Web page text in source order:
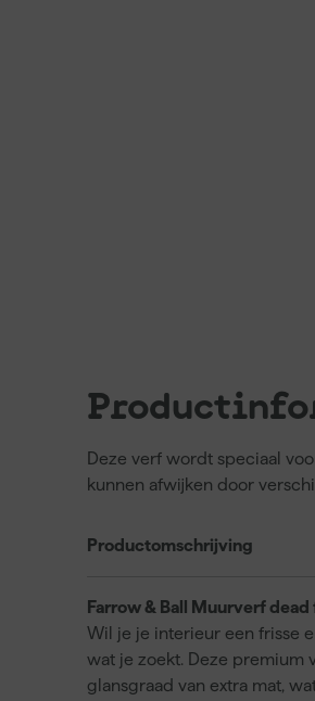
Deze verf wordt speciaal
kunnen afwijken door
Productomschrijving
Farrow & Ball Muurverf
Wil je je interieur een frisse
wat je zoekt. Deze premium
glansgraad van extra mat,